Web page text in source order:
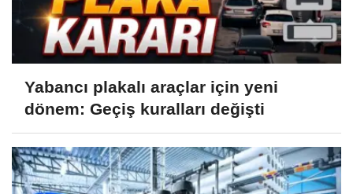
Yabancı plakalı araçlar için yeni
dönem: Geçiş kuralları değişti